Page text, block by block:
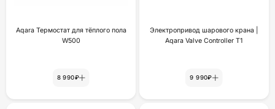
Aqara Термостат для тёплого пола
W500
8 990₽
Электропривод шарового крана |
Aqara Valve Controller T1
9 990₽